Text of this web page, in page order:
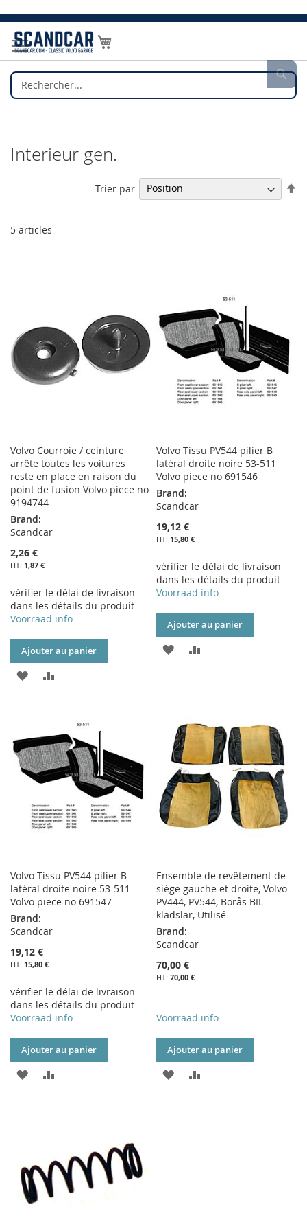
Allez
au
contenu
Mon panier
Interieur gen.
5 articles
Trier par
Volvo Courroie / ceinture
arrête toutes les voitures
reste en place en raison du
point de fusion Volvo piece no
9194744
Brand:
Scandcar
2,26 €
1,87 €
vérifier le délai de livraison
dans les détails du produit
Voorraad info
Ajouter au panier
AJOUTER
LISTE
D’ENVIE
COMPARATEUR
Volvo Tissu PV544 pilier B
latéral droite noire 53-511
Volvo piece no 691546
Brand:
Scandcar
19,12 €
15,80 €
vérifier le délai de livraison
dans les détails du produit
Voorraad info
Ajouter au panier
AJOUTER
LISTE
D’ENVIE
Volvo Tissu PV544 pilier B
latéral droite noire 53-511
Volvo piece no 691547
Brand:
Scandcar
19,12 €
15,80 €
vérifier le délai de livraison
dans les détails du produit
Voorraad info
Ajouter au panier
AJOUTER
D’ENVIE
Ensemble de revêtement de
siège gauche et droite, Volvo
PV444, PV544, Borås BIL-
klädslar, Utilisé
Brand:
Scandcar
70,00 €
70,00 €
Voorraad info
Ajouter au panier
AJOUTER